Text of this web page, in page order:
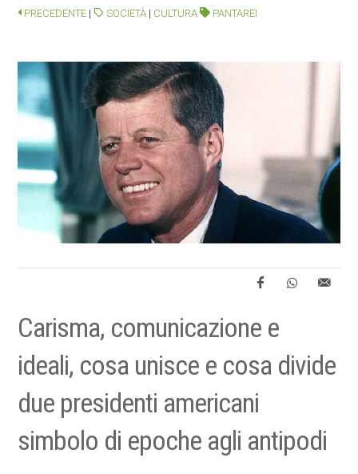
PRECEDENTE | SOCIETÀ | CULTURA PANTAREI
Carisma, comunicazione e
ideali, cosa unisce e cosa divide
due presidenti americani
simbolo di epoche agli antipodi